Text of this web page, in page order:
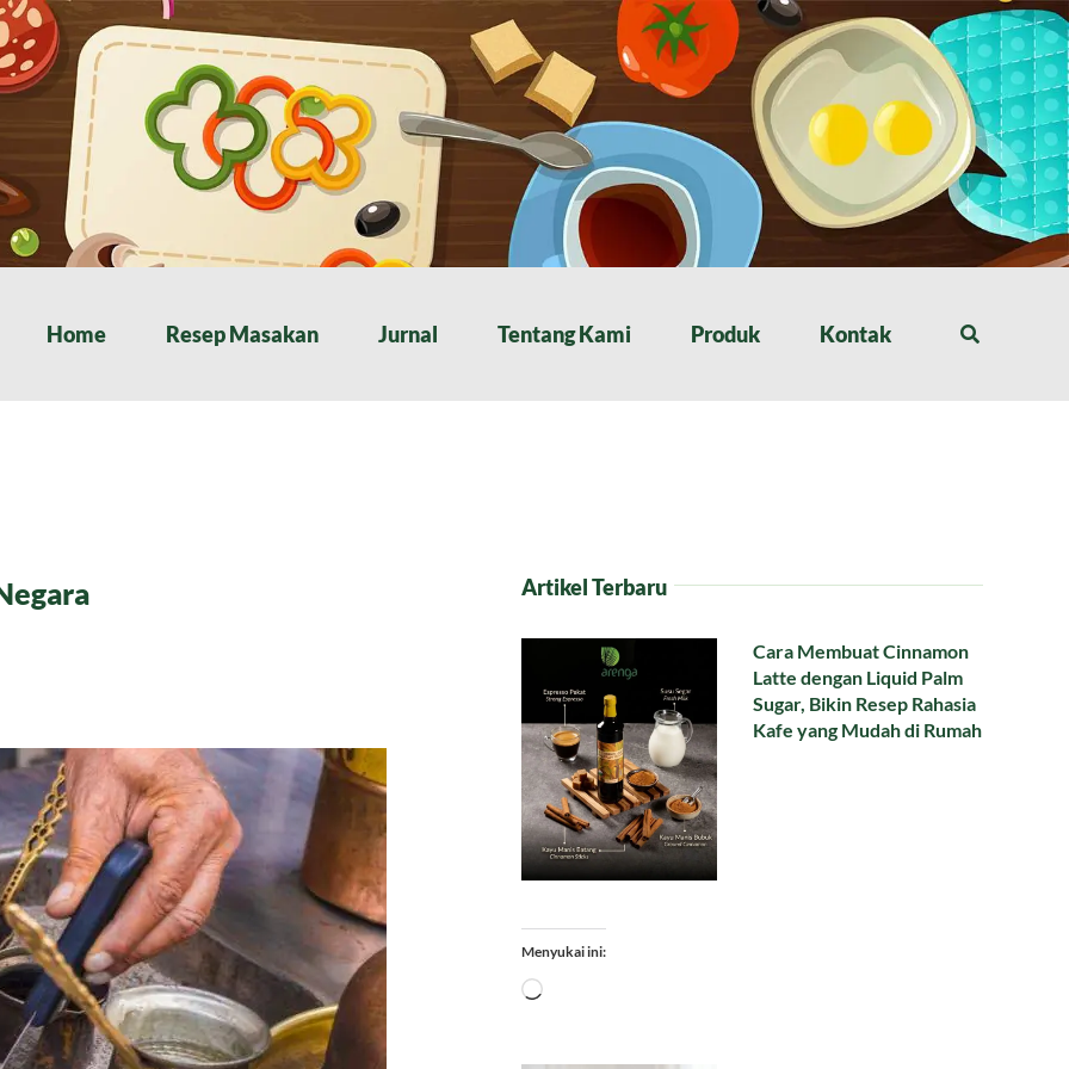
Home Resep Masakan Jurnal Tentang Kami Produk Kontak
Artikel Terbaru
Cara Membuat Cinnamon
Latte dengan Liquid Palm
Sugar, Bikin Resep Rahasia
Kafe yang Mudah di Rumah
Menyukai ini:
Memuat...